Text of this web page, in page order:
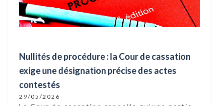
Nullités de procédure : la Cour de cassation
exige une désignation précise des actes
contestés
29/05/2026